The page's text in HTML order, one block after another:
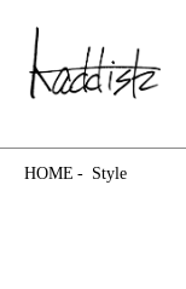
HOME Style